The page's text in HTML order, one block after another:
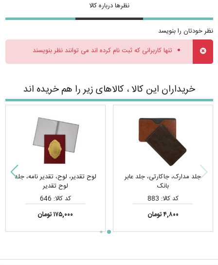
نظرها درباره کالا
نظر خودتان را بنویسد
تنها کاربرانی که ثبت نام کرده اند می توانند نظر بنویسند
خریداران این کالا ، کالاهای زیر را هم خریده اند
جلد مدارک، جاکارتی، جلد عابر
بانک
کد کالا: 883
۴,۸۰۰ تومان
لوح تقدیر، لوح، تقدیر نامه، جلد
لوح تقدیر
کد کالا: 646
۱۷۵,۰۰۰ تومان